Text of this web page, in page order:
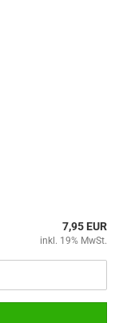
7,95 EUR
inkl. 19% MwSt.